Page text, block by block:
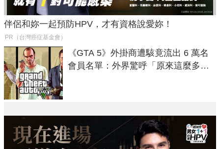
伴侶和妳一起預防HPV，才有資格說愛妳！
PR（台灣癌症基金會）
《GTA 5》外掛商遭駭竟流出 6 萬名
會員名單：外界驚呼「原來這麼多人